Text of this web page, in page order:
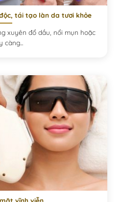
tái tạo làn da tươi khỏe
xuyên đổ dầu, nổi mụn hoặc
càng...
vĩnh viễn